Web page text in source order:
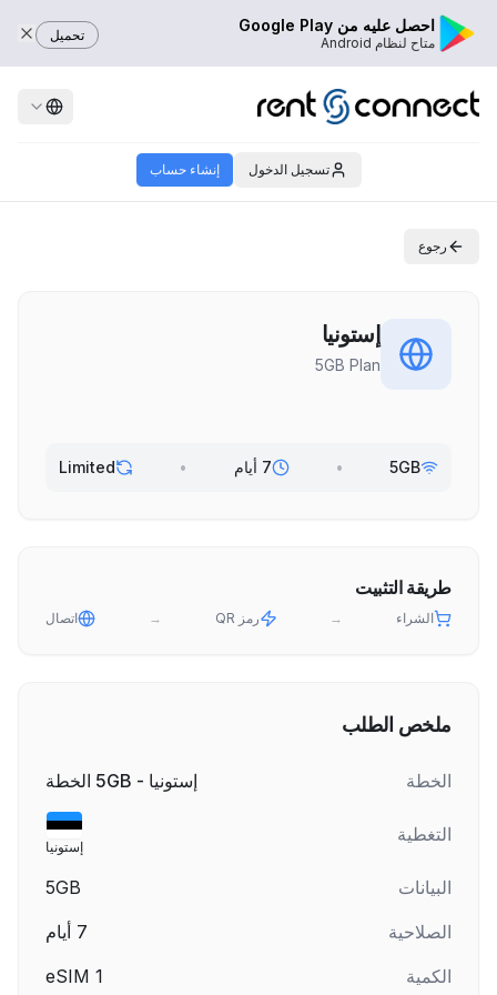
احصل عليه من Google Play
متاح لنظام Android تحميل
تسجيل الدخول إنشاء حساب
رجوع
إستونيا
5GB Plan
5GB
• 7 أيام •
Limited
طريقة التثبيت
الشراء → رمز QR → اتصال
ملخص الطلب
الخطة إستونيا - 5GB الخطة
التغطية
إستونيا
البيانات
5GB
الصلاحية
7 أيام
الكمية
1